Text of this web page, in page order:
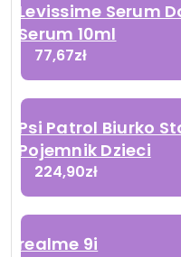
Levissime Serum
Serum 10ml
77,67zł
Psi Patrol Biurko
Pojemnik Dzieci
224,90zł
realme 9i